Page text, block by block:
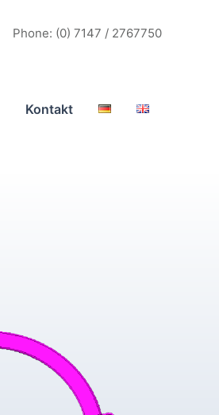
Phone: (0) 7147 / 2767750
Kontakt